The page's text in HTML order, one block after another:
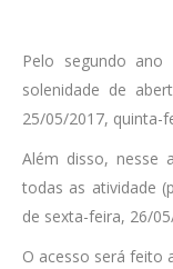
Pelo segundo
solenidade de
25/05/2017, quinta-
Além disso, nesse
todas as atividade
de sexta-feira, 26/
O acesso será feito